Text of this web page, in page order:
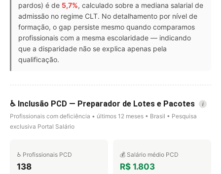
pardos) é de 5,7%, calculado sobre a mediana salarial de
admissão no regime CLT. No detalhamento por nível de
formação, o gap persiste mesmo quando comparamos
profissionais com a mesma escolaridade — indicando
que a disparidade não se explica apenas pela
qualificação.
♿ Inclusão PCD — Preparador de Lotes e Pacotes i
Profissionais com deficiência • últimos 12 meses • Brasil • Pesquisa
exclusiva Portal Salário
♿ Profissionais PCD
138
💰 Salário médio PCD
R$ 1.803